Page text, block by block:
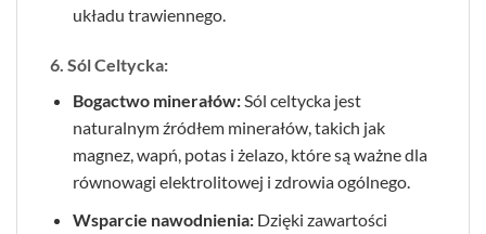
układu trawiennego.
6. Sól Celtycka:
Bogactwo minerałów:Sól celtycka jest
naturalnym źródłem minerałów, takich jak
magnez, wapń, potas i żelazo, które są ważne dla
równowagi elektrolitowej i zdrowia ogólnego.
Wsparcie nawodnienia:Dzięki zawartości